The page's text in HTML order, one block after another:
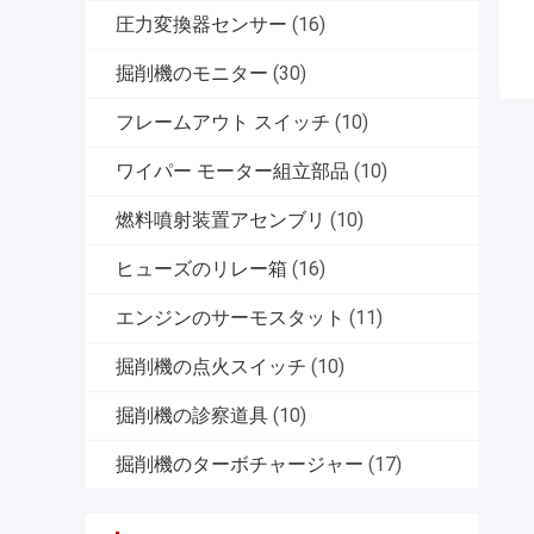
圧力変換器センサー (16)
掘削機のモニター (30)
フレームアウト スイッチ (10)
ワイパー モーター組立部品 (10)
燃料噴射装置アセンブリ (10)
ヒューズのリレー箱 (16)
エンジンのサーモスタット (11)
掘削機の点火スイッチ (10)
掘削機の診察道具 (10)
掘削機のターボチャージャー (17)